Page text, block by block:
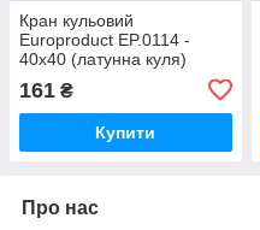
Кран кульовий
Europroduct EP.0114 -
40x40 (латунна куля)
161 ₴
Купити
Про нас